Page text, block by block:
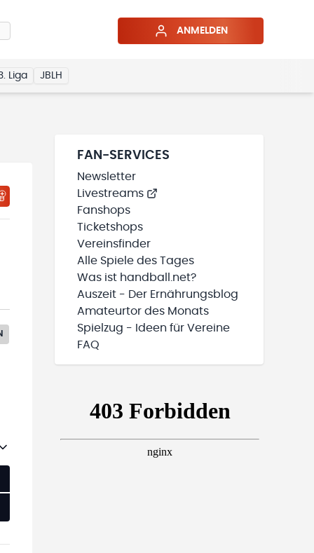
ANMELDEN
Liga JBLH
FAN-SERVICES
Newsletter
Livestreams
Fanshops
Ticketshops
Vereinsfinder
Alle Spiele des Tages
Was ist handball.net?
Auszeit - Der Ernährungsblog
Amateurtor des Monats
Spielzug - Ideen für Vereine
FAQ